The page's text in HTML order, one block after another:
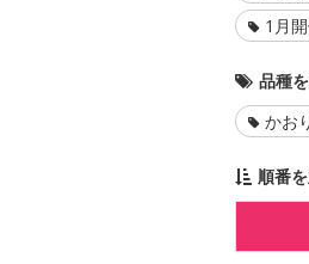
1月
品種
かお
順番